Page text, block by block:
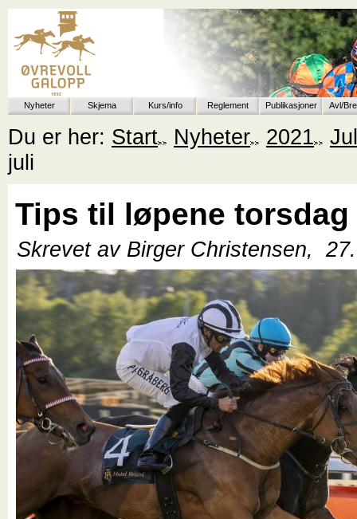
Nyheter Skjema Kurs/info Reglement Publikasjoner Avl/
Du er her: Start Nyheter 2021
juli
Tips til løpene
Skrevet av Birger Christensen,